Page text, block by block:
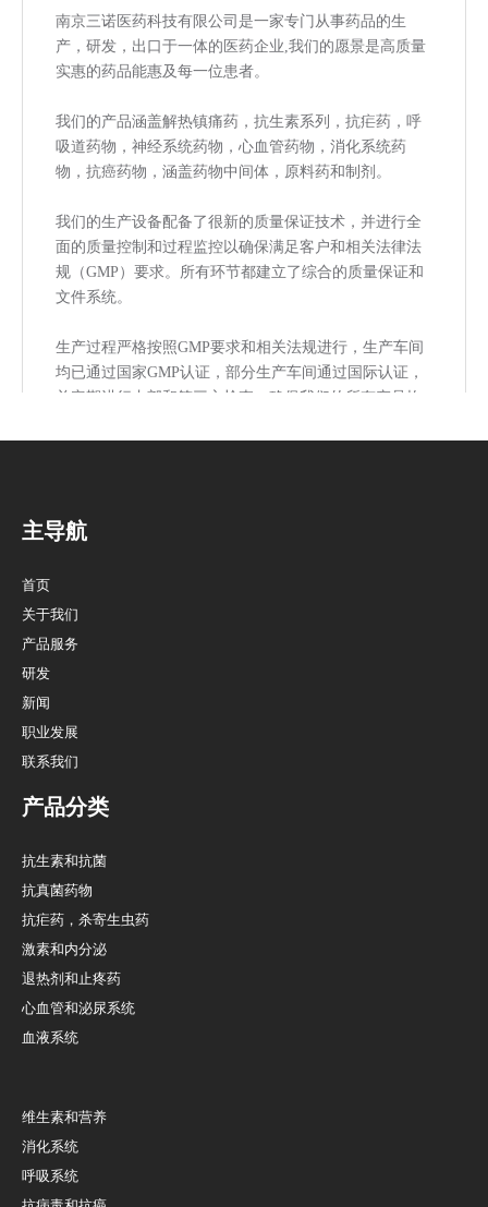
南京三诺医药科技有限公司是一家专门从事药品的生
产，研发，出口于一体的医药企业,我们的愿景是高质量
实惠的药品能惠及每一位患者。
我们的产品涵盖解热镇痛药，抗生素系列，抗疟药，呼
吸道药物，神经系统药物，心血管药物，消化系统药
物，抗癌药物，涵盖药物中间体，原料药和制剂。
我们的生产设备配备了很新的质量保证技术，并进行全
面的质量控制和过程监控以确保满足客户和相关法律法
规（GMP）要求。所有环节都建立了综合的质量保证和
文件系统。
生产过程严格按照GMP要求和相关法规进行，生产车间
均已通过国家GMP认证，部分生产车间通过国际认证，
并定期进行内部和第三方检查，确保我们的所有产品均
主导航
首页
关于我们
产品服务
研发
新闻
职业发展
联系我们
产品分类
抗生素和抗菌
抗真菌药物
抗疟药，杀寄生虫药
激素和内分泌
退热剂和止疼药
心血管和泌尿系统
血液系统
维生素和营养
消化系统
呼吸系统